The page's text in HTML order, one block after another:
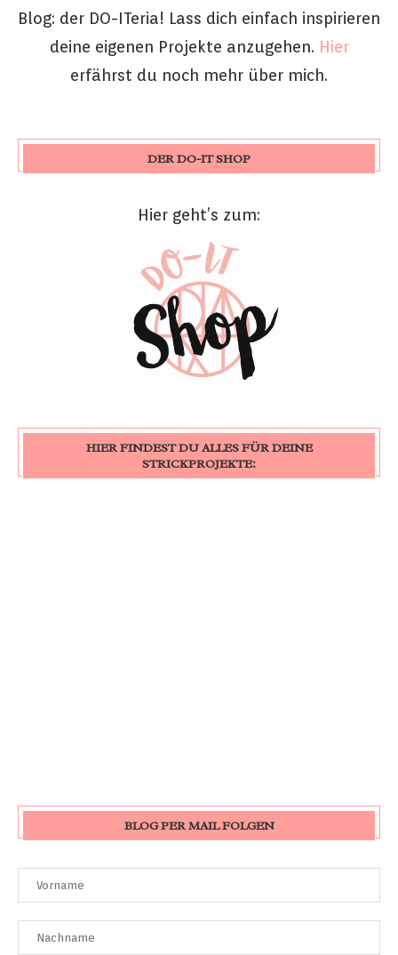
Blog: der DO-ITeria! Lass dich einfach inspirieren
deine eigenen Projekte anzugehen. Hier
erfährst du noch mehr über mich.
DER DO-IT SHOP
Hier geht’s zum:
HIER FINDEST DU ALLES FÜR DEINE
STRICKPROJEKTE:
BLOG PER MAIL FOLGEN